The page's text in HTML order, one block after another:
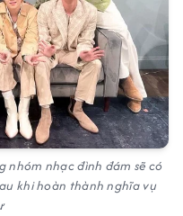
nhóm nhạc đình đám sẽ có
khi hoàn thành nghĩa vụ